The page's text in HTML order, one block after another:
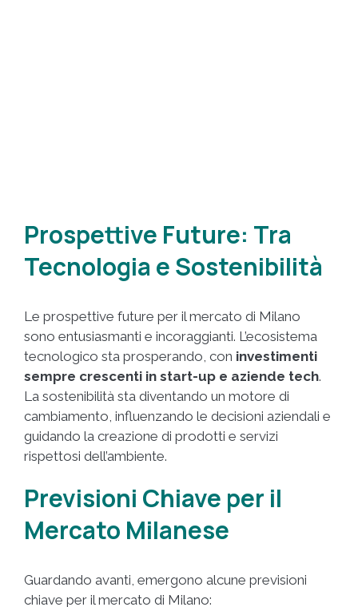
Prospettive Future: Tra
Tecnologia e Sostenibilità
Le prospettive future per il mercato di Milano
sono entusiasmanti e incoraggianti. L’ecosistema
tecnologico sta prosperando, con investimenti
sempre crescenti in start-up e aziende tech.
La sostenibilità sta diventando un motore di
cambiamento, influenzando le decisioni aziendali e
guidando la creazione di prodotti e servizi
rispettosi dell’ambiente.
Previsioni Chiave per il
Mercato Milanese
Guardando avanti, emergono alcune previsioni
chiave per il mercato di Milano: